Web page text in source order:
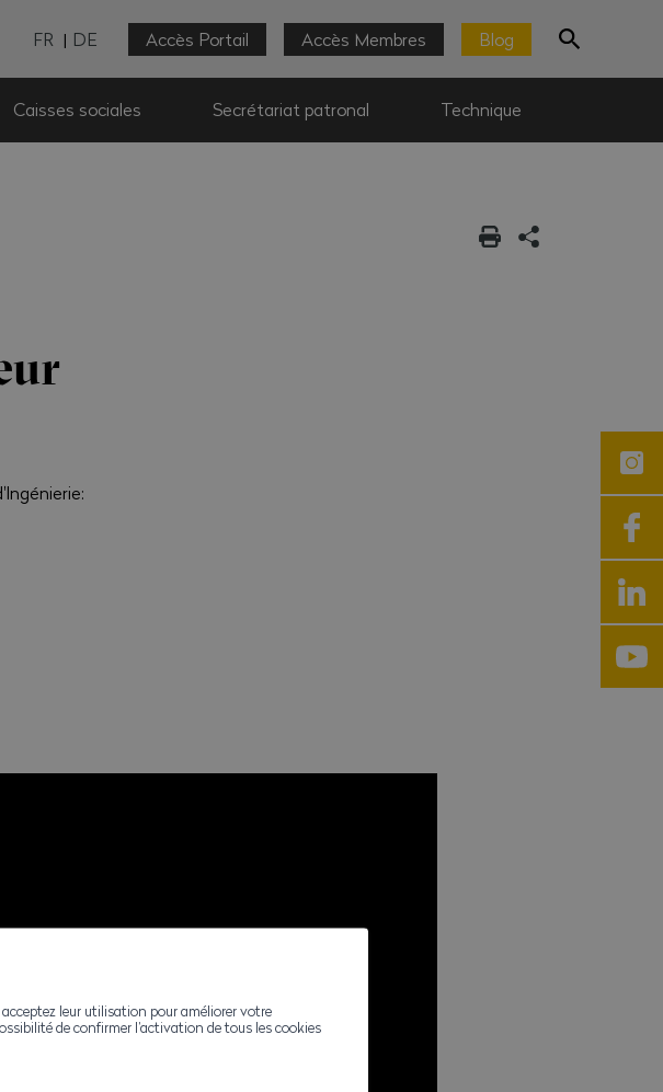
FR DE Accès Portail Accès Membres Blog
Caisses sociales Secrétariat patronal Technique
leur utilisation pour améliorer votre
de confirmer l’activation de tous les cookies